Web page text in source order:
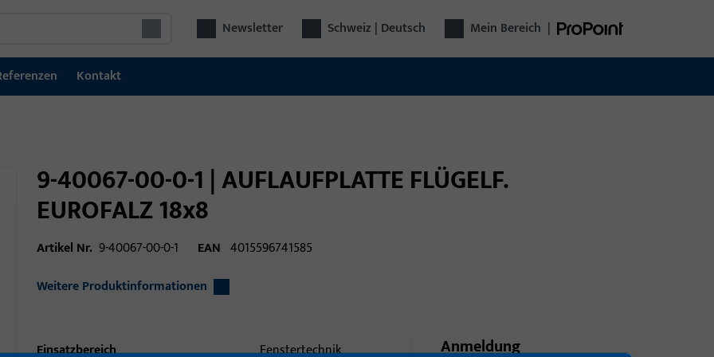
Newsletter Schweiz | Deutsch Mein Bereich |
Kontakt
9-40067-00-0-1 | AUFLAUFPLATTE FLÜGELF.
EUROFALZ 18x8
Artikel Nr. 9-40067-00-0-1 EAN 4015596741585
Weitere Produktinformationen
Einsatzbereich
Fenstertechnik
Anmeldung